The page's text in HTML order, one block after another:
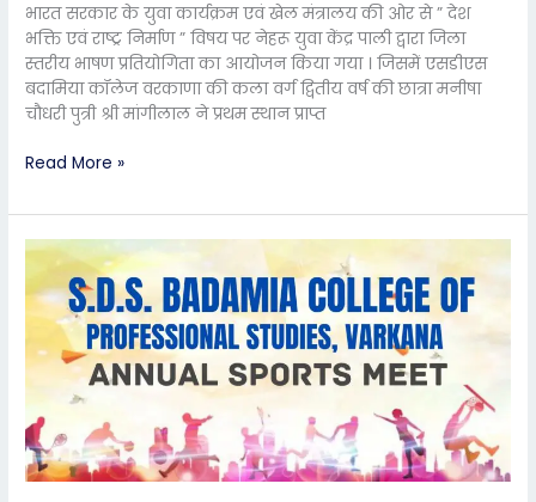
भारत सरकार के युवा कार्यक्रम एवं खेल मंत्रालय की ओर से ” देश
भक्ति एवं राष्ट्र निर्माण ” विषय पर नेहरू युवा केंद्र पाली द्वारा जिला
स्तरीय भाषण प्रतियोगिता का आयोजन किया गया । जिसमें एसडीएस
बदामिया कॉलेज वरकाणा की कला वर्ग द्वितीय वर्ष की छात्रा मनीषा
चौधरी पुत्री श्री मांगीलाल ने प्रथम स्थान प्राप्त
Read More »
एसडीएस
बदामिया
कॉलेज
वरकाना
एनुअल
स्पोर्ट्स
मीट
2021-
22